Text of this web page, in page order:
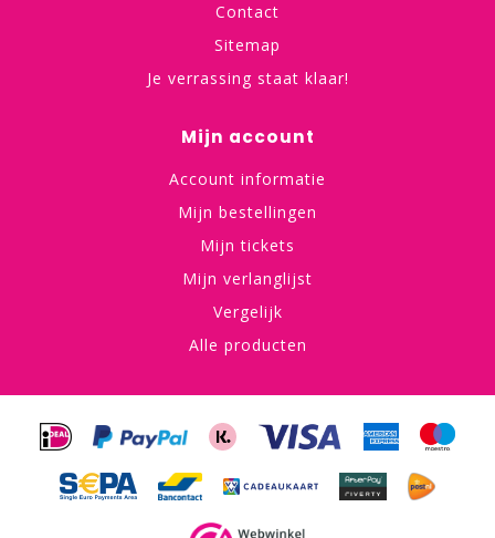
Contact
Sitemap
Je verrassing staat klaar!
Mijn account
Account informatie
Mijn bestellingen
Mijn tickets
Mijn verlanglijst
Vergelijk
Alle producten